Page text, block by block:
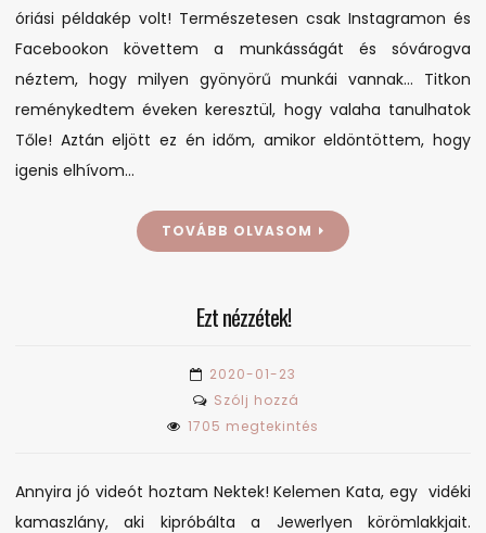
óriási példakép volt! Természetesen csak Instagramon és
Facebookon követtem a munkásságát és sóvárogva
néztem, hogy milyen gyönyörű munkái vannak… Titkon
reménykedtem éveken keresztül, hogy valaha tanulhatok
Tőle! Aztán eljött ez én időm, amikor eldöntöttem, hogy
igenis elhívom…
TOVÁBB OLVASOM
Ezt nézzétek!
2020-01-23
Szólj hozzá
Ezt
1705 megtekintés
Annyira jó videót hoztam Nektek! Kelemen Kata, egy vidéki
kamaszlány, aki kipróbálta a Jewerlyen körömlakkjait.